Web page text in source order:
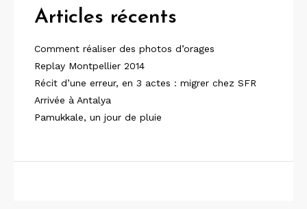
Articles récents
Comment réaliser des photos d’orages
Replay Montpellier 2014
Récit d’une erreur, en 3 actes : migrer chez SFR
Arrivée à Antalya
Pamukkale, un jour de pluie